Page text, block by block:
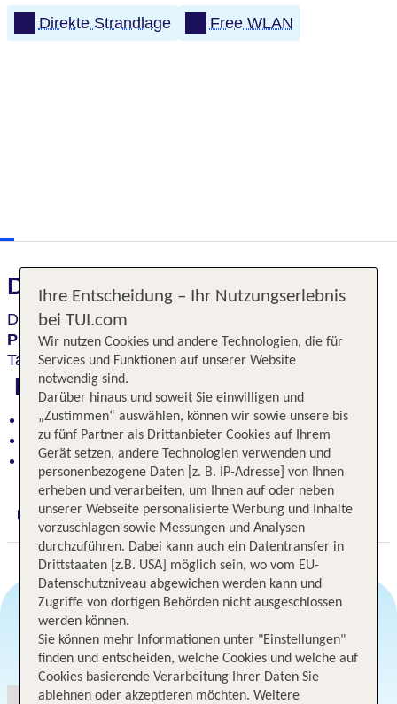
Direkte Strandlage Free WLAN
Das erwartet Sie
Das stilvoll eingerichtete Hotel punktet durch seinen
Privatstrand. Auf der Hotelterrasse kann man den
Tag mit Blick auf das Meerausklingen lassen.
Highlights
Stilvoll eingerichtetes Hotel mit Privatstrand
Hotelterrasse mit Meerblick
Bars, Cafés und Geschäfte in der Nähe
Digitaler und telefonischer 24/7 TUI Service
Angebotsauswahl
Ihre Entscheidung – Ihr Nutzungserlebnis
bei TUI.com
Wir nutzen Cookies und andere Technologien, die für
Services und Funktionen auf unserer Website
notwendig sind.
Darüber hinaus und soweit Sie einwilligen und
„Zustimmen“ auswählen, können wir sowie unsere bis
zu fünf Partner als Drittanbieter Cookies auf Ihrem
Gerät setzen, andere Technologien verwenden und
personenbezogene Daten [z. B. IP-Adresse] von Ihnen
erheben und verarbeiten, um Ihnen auf oder neben
unserer Webseite personalisierte Werbung und Inhalte
vorzuschlagen sowie Messungen und Analysen
durchzuführen. Dabei kann auch ein Datentransfer in
Drittstaaten [z.B. USA] möglich sein, wo vom EU-
Datenschutzniveau abgewichen werden kann und
Zugriffe von dortigen Behörden nicht ausgeschlossen
werden können.
Sie können mehr Informationen unter "Einstellungen"
finden und entscheiden, welche Cookies und welche auf
Cookies basierende Verarbeitung Ihrer Daten Sie
ablehnen oder akzeptieren möchten. Weitere